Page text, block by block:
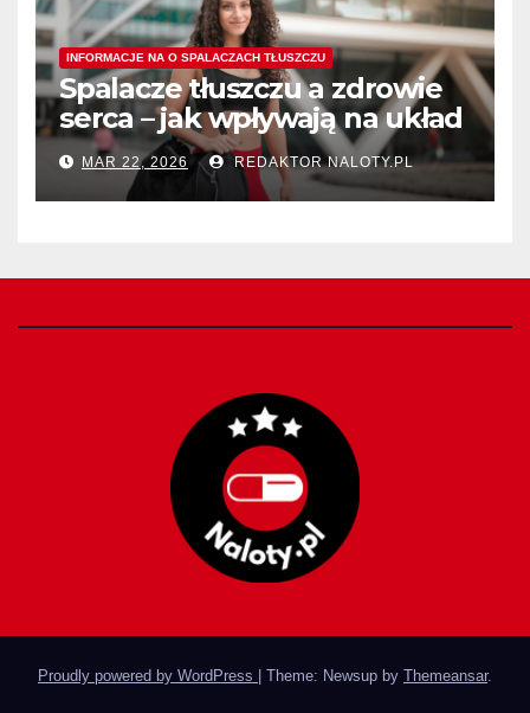
INFORMACJE NA O SPALACZACH TŁUSZCZU
Spalacze tłuszczu a zdrowie
serca – jak wpływają na układ
krążenia?
MAR 22, 2026 REDAKTOR NALOTY.PL
Proudly powered by WordPress | Theme: Newsup by Themeansar.